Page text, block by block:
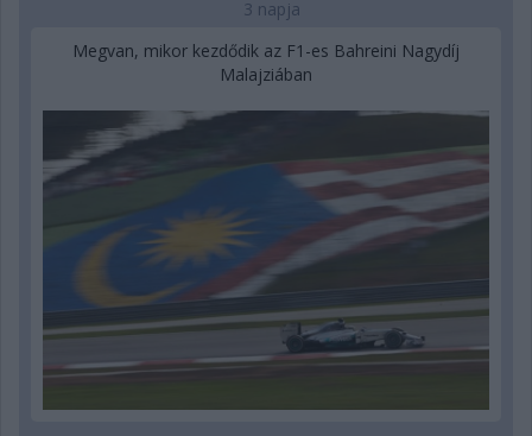
3 napja
Megvan, mikor kezdődik az F1-es Bahreini Nagydíj
Malajziában